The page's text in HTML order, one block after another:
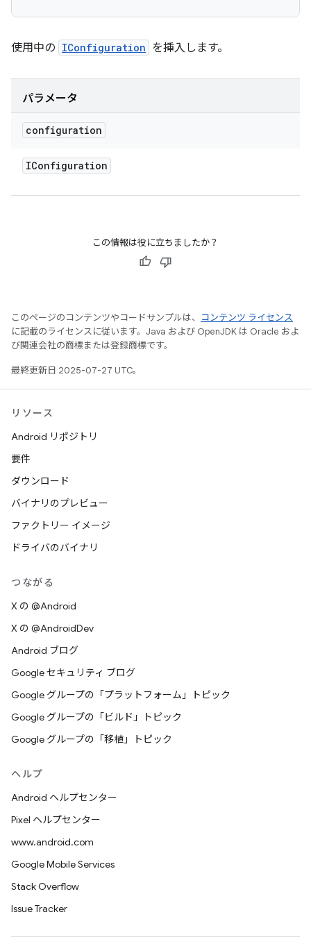
使用中の IConfiguration を挿入します。
パラメータ
configuration
IConfiguration
この情報は役に立ちましたか？
このページのコンテンツやコードサンプルは、
コンテンツ ライセンス
に記載のライセンスに従います。Java および OpenJDK は Oracle およ
び関連会社の商標または登録商標です。
最終更新日 2025-07-27 UTC。
リソース
Android リポジトリ
要件
ダウンロード
バイナリのプレビュー
ファクトリー イメージ
ドライバのバイナリ
つながる
X の @Android
X の @AndroidDev
Android ブログ
Google セキュリティ ブログ
Google グループの「プラットフォーム」トピック
Google グループの「ビルド」トピック
Google グループの「移植」トピック
ヘルプ
Android ヘルプセンター
Pixel ヘルプセンター
www.android.com
Google Mobile Services
Stack Overflow
Issue Tracker